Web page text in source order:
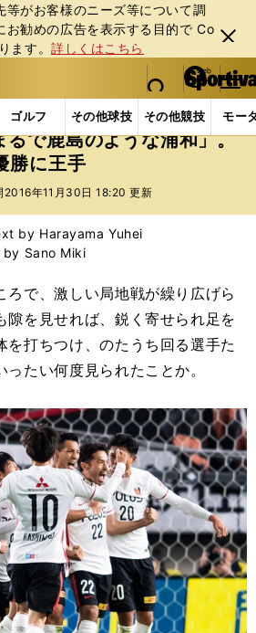
等がお客様のニーズ等について調
お勧めの広告を表⽰する⽬的で Co
ます。詳しくはこちら
閉じ
る
web Sportiva (webスポルティーバ)
検索
マイペ
ー
ジ
メニュ
ゴルフ その他球技 その他競技 モー
覧 Jリーグ他 Jリーグ 勝負に
るで鹿島のような浦和」。
勝に王手
2016年11月30日 18:20 更新
by Harayama Yuhei
Sano Miki
で、激しい局地戦が繰り広げら
隙を見せれば、鋭く寄せられ足を
を打ちつけ、のたうち回る選手た
たい何度見られたことか。